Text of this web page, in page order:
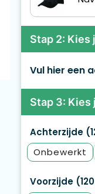
Stap 2: Kies
Vul hier een
Stap 3: Kies
Achterzijde
Onbewerkt
Voorzijde